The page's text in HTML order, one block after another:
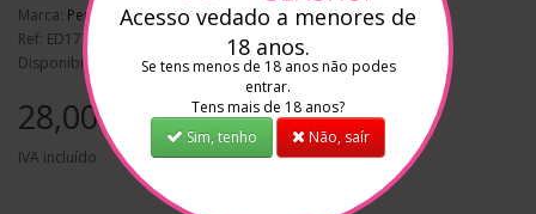
Marca: Penthouse
Ref: ED17774
Disponibilidade: Em stock
28,00€
IVA incluído
Acesso vedado a menores de
18 anos.
Se tens menos de 18 anos não podes
entrar.
Tens mais de 18 anos?
Sim, tenho
Não, saír